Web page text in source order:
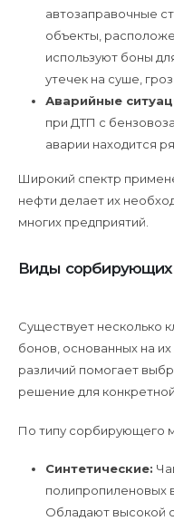
автозаправочные
объекты,
используют боны
утечек на суше,
Аварийные
при ДТП с
аварии находится
Широкий спектр
нефти делает их
многих предприятий.
Виды сорбирующих
Существует несколько
бонов, основанных на
различий помогает
решение для
По типу сорбирующего
Синтетические:
полипропиленовых
Обладают высокой